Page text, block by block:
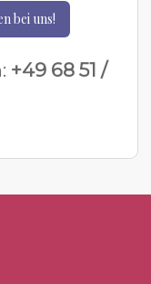
bei uns!
+49 68 51 /